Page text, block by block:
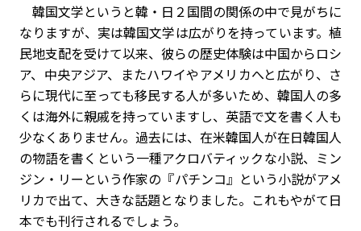
韓国文学というと韓・日２国間の関係の中で見がちに
なりますが、実は韓国文学は広がりを持っています。植
民地支配を受けて以来、彼らの歴史体験は中国からロシ
ア、中央アジア、またハワイやアメリカへと広がり、さ
らに現代に至っても移民する人が多いため、韓国人の多
くは海外に親戚を持っていますし、英語で文を書く人も
少なくありません。過去には、在米韓国人が在日韓国人
の物語を書くという一種アクロバティックな小説、ミン
ジン・リーという作家の『パチンコ』という小説がアメ
リカで出て、大きな話題となりました。これもやがて日
本でも刊行されるでしょう。